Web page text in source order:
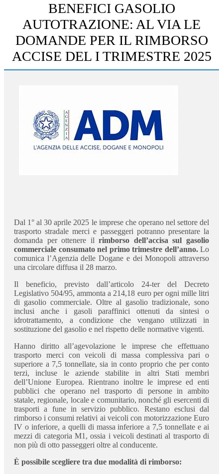
BENEFICI GASOLIO
AUTOTRAZIONE: AL VIA LE
DOMANDE PER IL RIMBORSO
ACCISE DEL I TRIMESTRE 2025
Dal 1° al 30 aprile 2025 le imprese che operano nel settore del
trasporto stradale merci e passeggeri potranno presentare la
domanda per ottenere il rimborso dell’accisa sul gasolio
commerciale consumato nel primo trimestre dell’anno.Lo
comunica l’Agenzia delle Dogane e dei Monopoli attraverso
una circolare diffusa il 28 marzo.
Il beneficio, previsto dall’articolo 24-ter del Decreto
Legislativo 504/95, ammonta a 214,18 euro per ogni mille litri
di gasolio commerciale. Oltre al gasolio tradizionale, sono
inclusi anche i gasoli paraffinici ottenuti da sintesi o
idrotrattamento, a condizione che vengano utilizzati in
sostituzione del gasolio e nel rispetto delle normative vigenti.
Hanno diritto all’agevolazione le imprese che effettuano
trasporto merci con veicoli di massa complessiva pari o
superiore a 7,5 tonnellate, sia in conto proprio che per conto
terzi, incluse le aziende stabilite in altri Stati membri
dell’Unione Europea. Rientrano inoltre le imprese ed enti
pubblici che operano nel trasporto di persone in ambito
statale, regionale, locale e comunitario, nonché gli esercenti di
trasporti a fune in servizio pubblico. Restano esclusi dal
rimborso i consumi relativi ai veicoli con motorizzazione Euro
IV o inferiore, a quelli di massa inferiore a 7,5 tonnellate e ai
mezzi di categoria M1, ossia i veicoli destinati al trasporto di
non più di otto passeggeri oltre al conducente.
È possibile scegliere tra due modalità di rimborso: